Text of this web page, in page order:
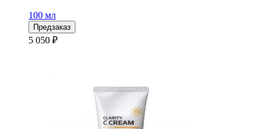
100 мл
Предзаказ
5 050 ₽